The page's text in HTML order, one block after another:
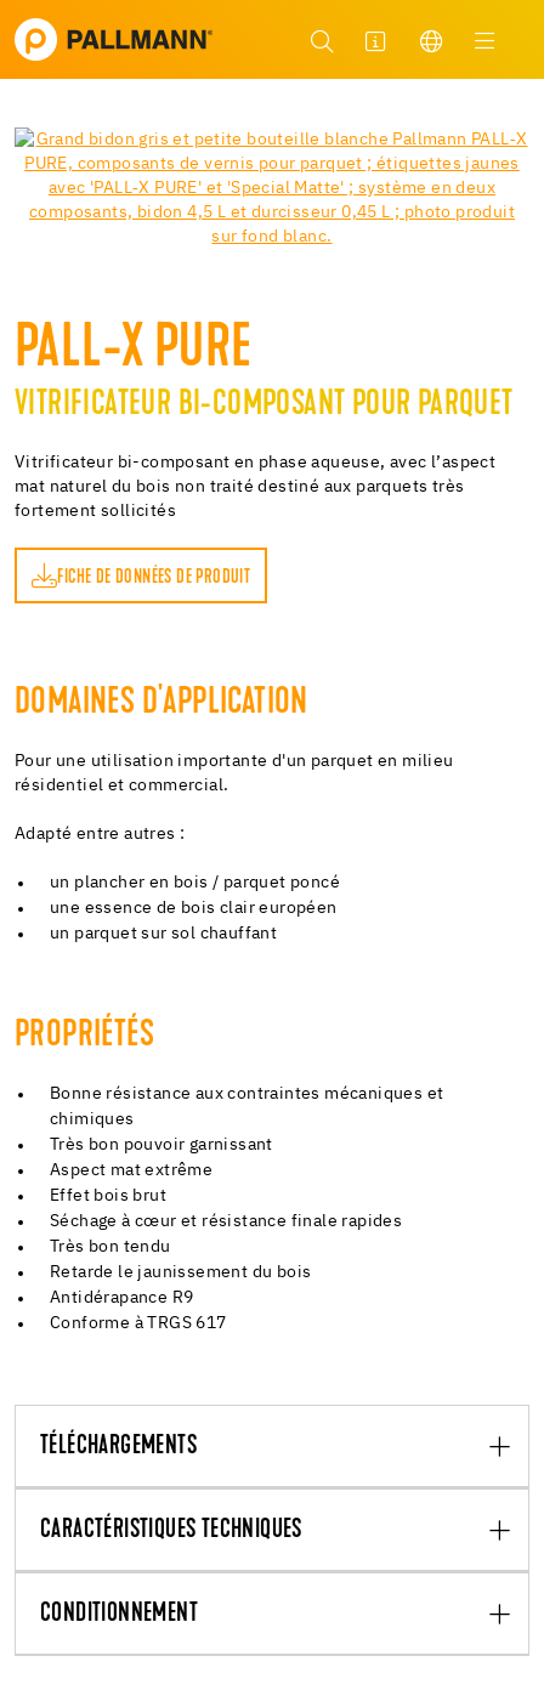
PALL-X PURE
VITRIFICATEUR BI-COMPOSANT POUR PARQUET
Vitrificateur bi-composant en phase aqueuse, avec l’aspect
mat naturel du bois non traité destiné aux parquets très
fortement sollicités
FICHE DE DONNÉES DE PRODUIT
DOMAINES D'APPLICATION
Pour une utilisation importante d'un parquet en milieu
résidentiel et commercial.
Adapté entre autres :
un plancher en bois / parquet poncé
une essence de bois clair européen
un parquet sur sol chauffant
PROPRIÉTÉS
Bonne résistance aux contraintes mécaniques et
chimiques
Très bon pouvoir garnissant
Aspect mat extrême
Effet bois brut
Séchage à cœur et résistance finale rapides
Très bon tendu
Retarde le jaunissement du bois
Antidérapance R9
Conforme à TRGS 617
TÉLÉCHARGEMENTS
CARACTÉRISTIQUES TECHNIQUES
CONDITIONNEMENT